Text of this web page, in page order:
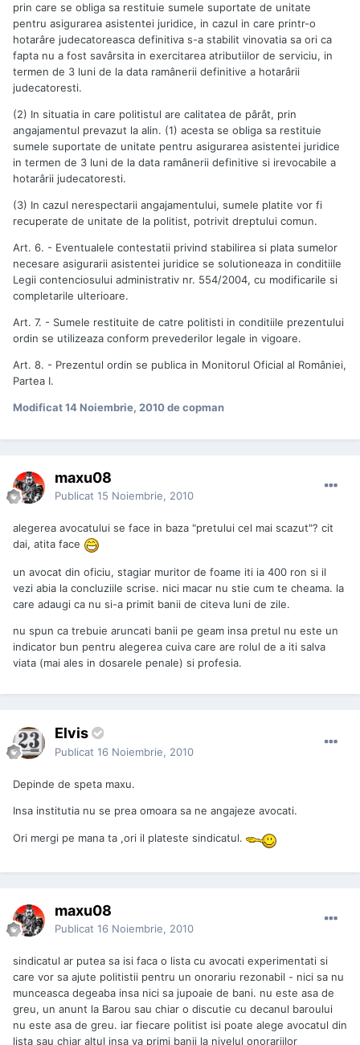
prin care se obliga sa restituie sumele suportate de unitate
pentru asigurarea asistentei juridice, in cazul in care printr-o
hotarâre judecatoreasca definitiva s-a stabilit vinovatia sa ori ca
fapta nu a fost savârsita in exercitarea atributiilor de serviciu, in
termen de 3 luni de la data ramânerii definitive a hotarârii
judecatoresti.
(2) In situatia in care politistul are calitatea de pârât, prin
angajamentul prevazut la alin. (1) acesta se obliga sa restituie
sumele suportate de unitate pentru asigurarea asistentei juridice
in termen de 3 luni de la data ramânerii definitive si irevocabile a
hotarârii judecatoresti.
(3) In cazul nerespectarii angajamentului, sumele platite vor fi
recuperate de unitate de la politist, potrivit dreptului comun.
Art. 6. - Eventualele contestatii privind stabilirea si plata sumelor
necesare asigurarii asistentei juridice se solutioneaza in conditiile
Legii contenciosului administrativ nr. 554/2004, cu modificarile si
completarile ulterioare.
Art. 7. - Sumele restituite de catre politisti in conditiile prezentului
ordin se utilizeaza conform prevederilor legale in vigoare.
Art. 8. - Prezentul ordin se publica in Monitorul Oficial al României,
Partea I.
Modificat14 Noiembrie, 2010de copman
maxu08
Publicat 15 Noiembrie, 2010
alegerea avocatului se face in baza "pretului cel mai scazut"? cit
dai, atita face
un avocat din oficiu, stagiar muritor de foame iti ia 400 ron si il
vezi abia la concluziile scrise. nici macar nu stie cum te cheama. la
care adaugi ca nu si-a primit banii de citeva luni de zile.
nu spun ca trebuie aruncati banii pe geam insa pretul nu este un
indicator bun pentru alegerea cuiva care are rolul de a iti salva
viata (mai ales in dosarele penale) si profesia.
Elvis
Publicat 16 Noiembrie, 2010
Depinde de speta maxu.
Insa institutia nu se prea omoara sa ne angajeze avocati.
Ori mergi pe mana ta ,ori il plateste sindicatul.
maxu08
Publicat 16 Noiembrie, 2010
sindicatul ar putea sa isi faca o lista cu avocati experimentati si
care vor sa ajute politistii pentru un onorariu rezonabil - nici sa nu
munceasca degeaba insa nici sa jupoaie de bani. nu este asa de
greu, un anunt la Barou sau chiar o discutie cu decanul baroului
nu este asa de greu. iar fiecare politist isi poate alege avocatul din
lista sau chiar altul insa va primi banii la nivelul onorariilor